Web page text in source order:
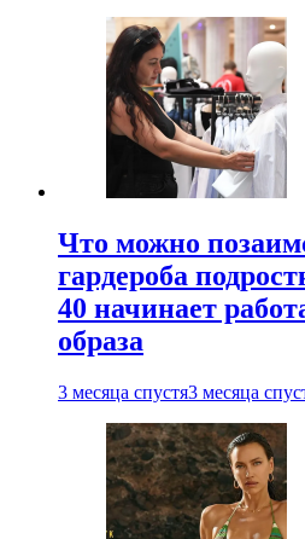
Что можно
гардероба
40 начинает
образа
3 месяца спустя3 месяца